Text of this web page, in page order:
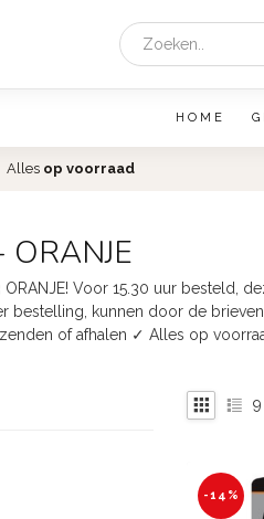
HOME
Alles op voorraad
Voor 15.30 uur besteld,
bestelling, kunnen door de
of afhalen ✓ Alles op
9
-14%